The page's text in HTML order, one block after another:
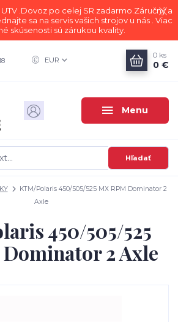
.Dovoz po celej SR zadarmo.Záručný a
sa na servis vašich strojov u nás . Viac
skúsenosti sú zárukou kvality.
Menu
EUR
Hľadať
0 ks
0 €
KTM/Polaris 450/505/525 MX RPM Dominator 2
Axle
450/505/525
Dominator 2 Axle